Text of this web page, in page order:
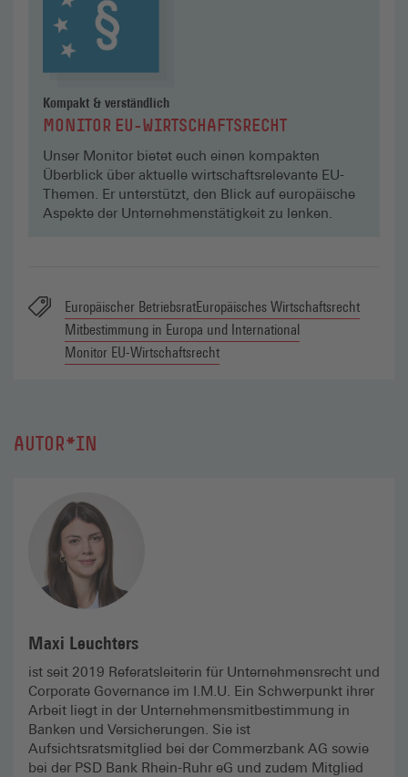
Kompakt & verständlich
MONITOR EU-WIRTSCHAFTS­RECHT
Unser Monitor bietet euch einen kompakten
Überblick über aktuelle wirtschaftsrelevante EU-
Themen. Er unterstützt, den Blick auf europäische
Aspekte der Unternehmenstätigkeit zu lenken.
Europäischer BetriebsratEuropäisches Wirtschaftsrecht
Mitbestimmung in Europa und International
Monitor EU-Wirtschaftsrecht
AUTOR*IN
Maxi Leuchters
ist seit 2019 Referatsleiterin für Unternehmensrecht und
Corporate Governance im I.M.U. Ein Schwerpunkt ihrer
Arbeit liegt in der Unternehmensmitbestimmung in
Banken und Versicherungen. Sie ist
Aufsichtsratsmitglied bei der Commerzbank AG sowie
bei der PSD Bank Rhein-Ruhr eG und zudem Mitglied